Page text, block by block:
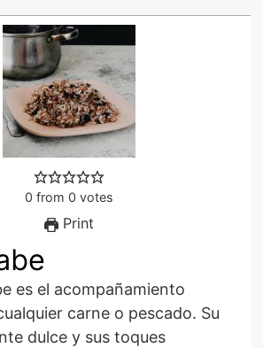
0 from 0 votes
Print
carne o pescado. Su
dulce y sus toques